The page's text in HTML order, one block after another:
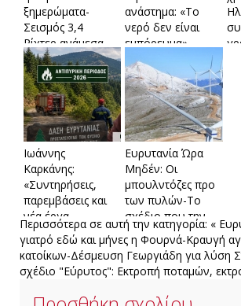
ξημερώματα-
Σεισμός 3,4
Ρίχτερ ανάμεσα
σε Τροβάτο και
Τρίδεντρο
ανάστημα: «Το
νερό δεν είναι
εμπόρευμα»
Ιωάννης
Καρκάνης:
«Συντηρήσεις,
παρεμβάσεις και
νέα έργα
ενισχύουν την
αντιπυρική
θωράκιση της
Ευρυτανίας»
Ευρυτανία Ώρα
Μηδέν: Οι
μπουλντόζες προ
των πυλών-Το
σχέδιο που την
μετατρέπει σε
βιομηχανική ζώνη
Περισσότερα σε αυτή την κατηγορία: «
γιατρό εδώ και μήνες η Φουρνά-Κραυγή
κατοίκων-Δέσμευση Γεωργιάδη για λύση
σχέδιο "Εύρυτος": Εκτροπή ποταμών,